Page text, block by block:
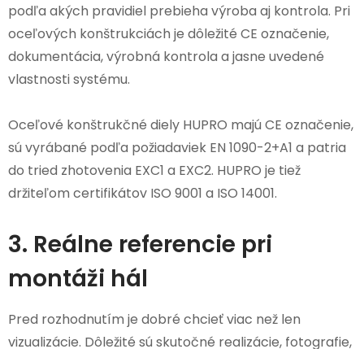
podľa akých pravidiel prebieha výroba aj kontrola. Pri
oceľových konštrukciách je dôležité CE označenie,
dokumentácia, výrobná kontrola a jasne uvedené
vlastnosti systému.
Oceľové konštrukčné diely HUPRO majú CE označenie,
sú vyrábané podľa požiadaviek EN 1090-2+A1 a patria
do tried zhotovenia EXC1 a EXC2. HUPRO je tiež
držiteľom certifikátov ISO 9001 a ISO 14001.
3. Reálne referencie pri
montáži hál
Pred rozhodnutím je dobré chcieť viac než len
vizualizácie. Dôležité sú skutočné realizácie, fotografie,